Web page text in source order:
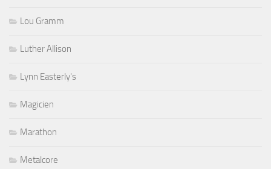
Lou Gramm
Luther Allison
Lynn Easterly's
Magicien
Marathon
Metalcore